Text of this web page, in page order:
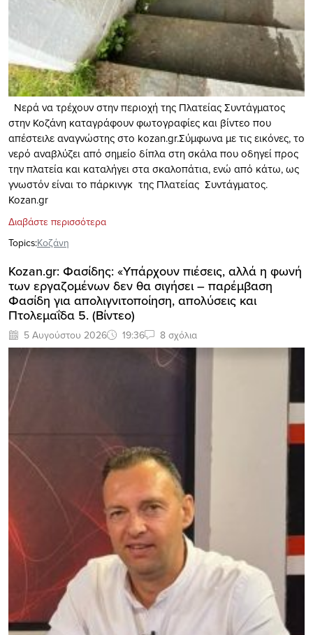
Νερά να τρέχουν στην περιοχή της Πλατείας Συντάγματος
στην Κοζάνη καταγράφουν φωτογραφίες και βίντεο που
απέστειλε αναγνώστης στο kozan.gr.Σύμφωνα με τις εικόνες, το
νερό αναβλύζει από σημείο δίπλα στη σκάλα που οδηγεί προς
την πλατεία και καταλήγει στα σκαλοπάτια, ενώ από κάτω, ως
γνωστόν είναι το πάρκινγκ της Πλατείας Συντάγματος.
Kozan.gr
Διαβάστε περισσότερα
Topics:Κοζάνη
Kozan.gr: Φασίδης: «Υπάρχουν πιέσεις, αλλά η φωνή
των εργαζομένων δεν θα σιγήσει – παρέμβαση
Φασίδη για απολιγνιτοποίηση, απολύσεις και
Πτολεμαΐδα 5. (Βίντεο)
5 Αυγούστου 2026 19:36 8 σχόλια